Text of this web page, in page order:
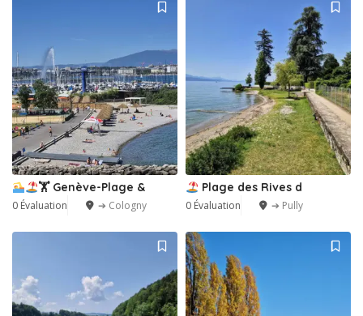
🏋Genève-Plage &
0 Évaluation ➔ Cologny
Plage des Rives d
0 Évaluation ➔ Pully